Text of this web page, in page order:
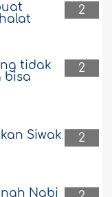
2
2
tidak
bisa
2
Siwak
Nabi